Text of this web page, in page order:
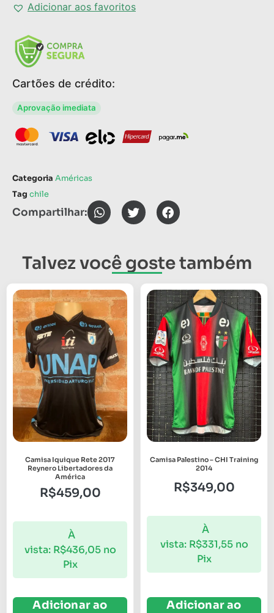
Adicionar aos favoritos
Cartões de crédito:
Aprovação imediata
Categoria Américas
Tag chile
Compartilhar:
Talvez você goste também
Camisa Iquique Rete 2017
Reynero Libertadores da
América
R$459,00
À
vista: R$436,05 no
Pix
Adicionar ao
Camisa Palestino – CHI Training
2014
R$349,00
À
vista: R$331,55 no
Pix
Adicionar ao